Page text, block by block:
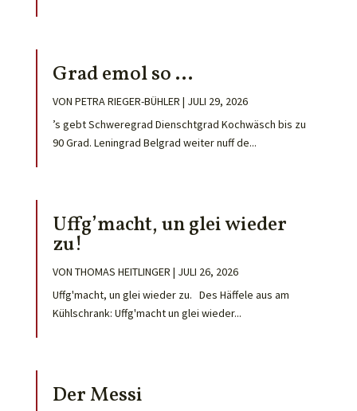
Grad emol so …
VON PETRA RIEGER-BÜHLER | JULI 29, 2026
’s gebt Schweregrad Dienschtgrad Kochwäsch bis zu
90 Grad. Leningrad Belgrad weiter nuff de...
Uffg’macht, un glei wieder
zu!
VON THOMAS HEITLINGER | JULI 26, 2026
Uffg'macht, un glei wieder zu. Des Häffele aus am
Kühlschrank: Uffg'macht un glei wieder...
Der Messi